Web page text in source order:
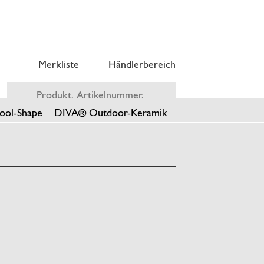
Merkliste Händlerbereich
Shape DIVA® Outdoor-Keramik